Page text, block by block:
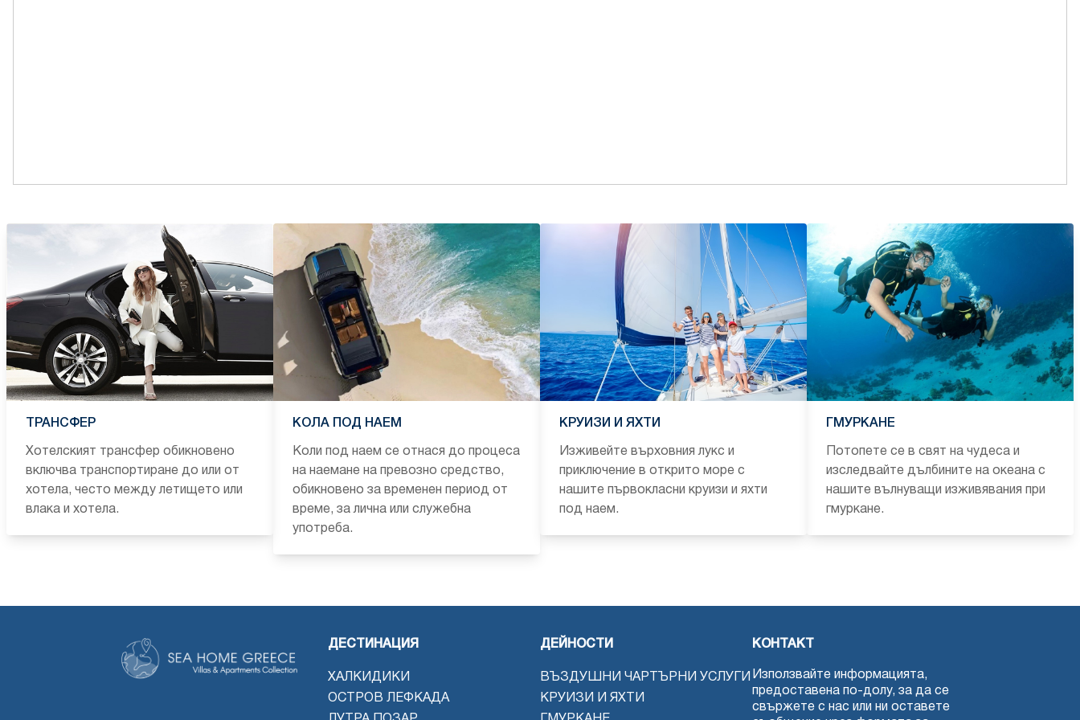
ТРАНСФЕР
Хотелският трансфер обикновено
включва транспортиране до или от
хотела, често между летището или
влака и хотела.
КОЛА ПОД НАЕМ
Коли под наем се отнася до процеса
на наемане на превозно средство,
обикновено за временен период от
време, за лична или служебна
употреба.
КРУИЗИ И ЯХТИ
Изживейте върховния лукс и
приключение в открито море с
нашите първокласни круизи и яхти
под наем.
ГМУРКАНЕ
Потопете се в свят на чудеса и
изследвайте дълбините на океана с
нашите вълнуващи изживявания при
гмуркане.
ДЕСТИНАЦИЯ
ХАЛКИДИКИ
ОСТРОВ ЛЕФКАДА
ДЕЙНОСТИ
ВЪЗДУШНИ ЧАРТЪРНИ УСЛУГИ
КРУИЗИ И ЯХТИ
КОНТАКТ
Използвайте информацията,
предоставена по-долу, за да се
свържете с нас или ни оставете